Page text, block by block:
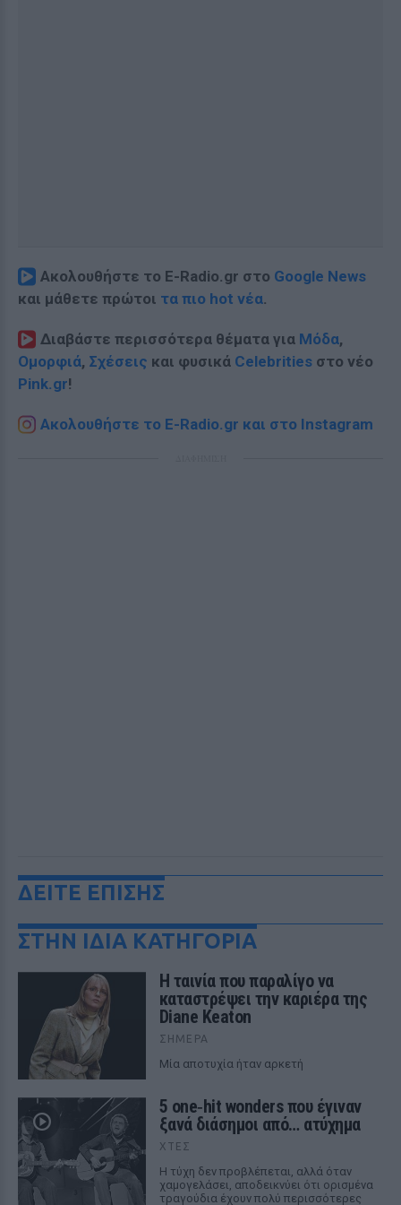
Ακολουθήστε το E-Radio.gr στο Google News
και μάθετε πρώτοι τα πιο hot νέα.
Διαβάστε περισσότερα θέματα για Μόδα,
Ομορφιά, Σχέσεις και φυσικά Celebrities στο νέο
Pink.gr!
Ακολουθήστε το E-Radio.gr και στο Instagram
ΔΕΙΤΕ ΕΠΙΣΗΣ
ΣΤΗΝ ΙΔΙΑ ΚΑΤΗΓΟΡΙΑ
Η ταινία που παραλίγο να
καταστρέψει την καριέρα της
Diane Keaton
ΣΉΜΕΡΑ
Μία αποτυχία ήταν αρκετή
5 one‑hit wonders που έγιναν
ξανά διάσημοι από… ατύχημα
ΧΤΕΣ
Η τύχη δεν προβλέπεται, αλλά όταν
χαμογελάσει, αποδεικνύει ότι ορισμένα
τραγούδια έχουν πολύ περισσότερες